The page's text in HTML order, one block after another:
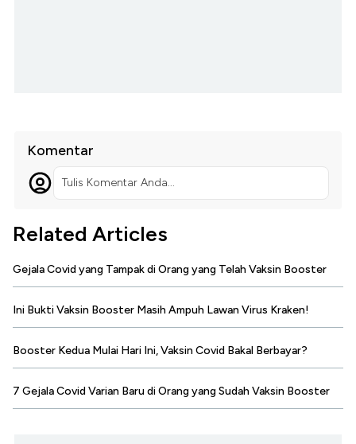
Komentar
Tulis Komentar Anda...
Related Articles
Gejala Covid yang Tampak di Orang yang Telah Vaksin Booster
Ini Bukti Vaksin Booster Masih Ampuh Lawan Virus Kraken!
Booster Kedua Mulai Hari Ini, Vaksin Covid Bakal Berbayar?
7 Gejala Covid Varian Baru di Orang yang Sudah Vaksin Booster